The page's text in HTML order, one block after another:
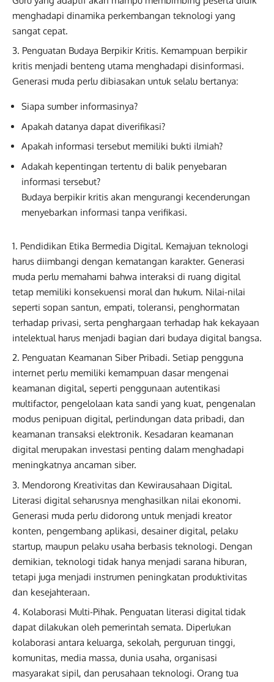
menghadapi dinamika perkembangan teknologi yang
sangat cepat.
Penguatan Budaya Berpikir Kritis. Kemampuan berpikir
kritis menjadi benteng utama menghadapi disinformasi.
Generasi muda perlu dibiasakan untuk selalu bertanya:
Siapa sumber informasinya?
Apakah datanya dapat diverifikasi?
Apakah informasi tersebut memiliki bukti ilmiah?
Adakah kepentingan tertentu di balik penyebaran
informasi tersebut?
Budaya berpikir kritis akan mengurangi kecenderungan
menyebarkan informasi tanpa verifikasi.
Pendidikan Etika Bermedia Digital. Kemajuan teknologi
harus diimbangi dengan kematangan karakter. Generasi
muda perlu memahami bahwa interaksi di ruang digital
tetap memiliki konsekuensi moral dan hukum. Nilai-nilai
seperti sopan santun, empati, toleransi, penghormatan
terhadap privasi, serta penghargaan terhadap hak kekayaan
intelektual harus menjadi bagian dari budaya digital bangsa.
Penguatan Keamanan Siber Pribadi. Setiap pengguna
internet perlu memiliki kemampuan dasar mengenai
keamanan digital, seperti penggunaan autentikasi
multifactor, pengelolaan kata sandi yang kuat, pengenalan
modus penipuan digital, perlindungan data pribadi, dan
keamanan transaksi elektronik. Kesadaran keamanan
digital merupakan investasi penting dalam menghadapi
meningkatnya ancaman siber.
Mendorong Kreativitas dan Kewirausahaan Digital.
Literasi digital seharusnya menghasilkan nilai ekonomi.
Generasi muda perlu didorong untuk menjadi kreator
konten, pengembang aplikasi, desainer digital, pelaku
startup, maupun pelaku usaha berbasis teknologi. Dengan
demikian, teknologi tidak hanya menjadi sarana hiburan,
tetapi juga menjadi instrumen peningkatan produktivitas
dan kesejahteraan.
Kolaborasi Multi-Pihak. Penguatan literasi digital tidak
dapat dilakukan oleh pemerintah semata. Diperlukan
kolaborasi antara keluarga, sekolah, perguruan tinggi,
komunitas, media massa, dunia usaha, organisasi
masyarakat sipil, dan perusahaan teknologi. Orang tua